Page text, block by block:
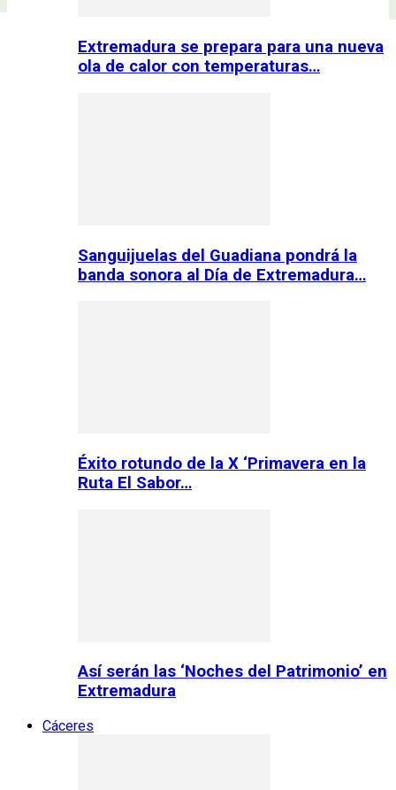
Extremadura se prepara para una nueva
ola de calor con temperaturas…
Sanguijuelas del Guadiana pondrá la
banda sonora al Día de Extremadura…
Éxito rotundo de la X ‘Primavera en la
Ruta El Sabor…
Así serán las ‘Noches del Patrimonio’ en
Extremadura
Cáceres